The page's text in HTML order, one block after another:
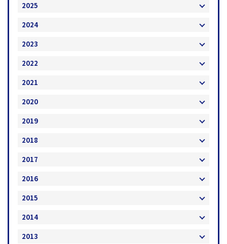
2025
2024
2023
2022
2021
2020
2019
2018
2017
2016
2015
2014
2013